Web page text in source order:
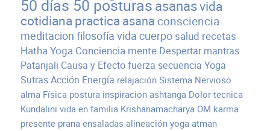
50 días 50 posturasasanasvida
cotidianapracticaasana consciencia
meditacion filosofía vida cuerpo salud recetas
Hatha Yoga Conciencia mente Despertar mantras
Patanjali Causa y Efectofuerza secuencia Yoga
SutrasAcción Energía relajaciónSistema Nervioso
alma Física postura inspiracionashtanga Dolortecnica
Kundalini vida en familia Krishanamacharya OM karma
presente pranaensaladas alineaciónyoga atman